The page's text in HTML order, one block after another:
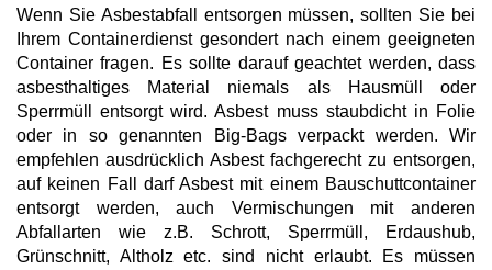
Wenn Sie Asbestabfall entsorgen müssen, sollten Sie bei
Ihrem Containerdienst gesondert nach einem geeigneten
Container fragen. Es sollte darauf geachtet werden, dass
asbesthaltiges Material niemals als Hausmüll oder
Sperrmüll entsorgt wird. Asbest muss staubdicht in Folie
oder in so genannten Big-Bags verpackt werden. Wir
empfehlen ausdrücklich Asbest fachgerecht zu entsorgen,
auf keinen Fall darf Asbest mit einem Bauschuttcontainer
entsorgt werden, auch Vermischungen mit anderen
Abfallarten wie z.B. Schrott, Sperrmüll, Erdaushub,
Grünschnitt, Altholz etc. sind nicht erlaubt. Es müssen